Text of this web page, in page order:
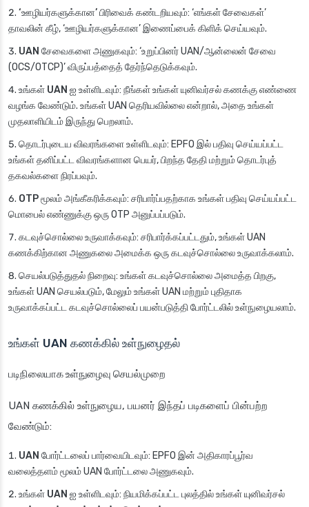
‘ஊழியர்களுக்கான’ பிரிவைக் கண்டறியவும்: ‘எங்கள் சேவைகள்’
தாவலின் கீழ், ‘ஊழியர்களுக்கான’ இணைப்பைக் கிளிக் செய்யவும்.
UAN சேவைகளை அணுகவும்: ‘உறுப்பினர் UAN/ஆன்லைன் சேவை
(OCS/OTCP)’ விருப்பத்தைத் தேர்ந்தெடுக்கவும்.
உங்கள் UAN ஐ உள்ளிடவும்: நீங்கள் உங்கள் யுனிவர்சல் கணக்கு எண்ணை
வழங்க வேண்டும். உங்கள் UAN தெரியவில்லை என்றால், அதை உங்கள்
முதலாளியிடம் இருந்து பெறலாம்.
தொடர்புடைய விவரங்களை உள்ளிடவும்: EPFO இல் பதிவு செய்யப்பட்ட
உங்கள் தனிப்பட்ட விவரங்களான பெயர், பிறந்த தேதி மற்றும் தொடர்புத்
தகவல்களை நிரப்பவும்.
OTP மூலம் அங்கீகரிக்கவும்: சரிபார்ப்பதற்காக உங்கள் பதிவு செய்யப்பட்ட
மொபைல் எண்ணுக்கு ஒரு OTP அனுப்பப்படும்.
கடவுச்சொல்லை உருவாக்கவும்: சரிபார்க்கப்பட்டதும், உங்கள் UAN
கணக்கிற்கான அணுகலை அமைக்க ஒரு கடவுச்சொல்லை உருவாக்கலாம்.
செயல்படுத்துதல் நிறைவு: உங்கள் கடவுச்சொல்லை அமைத்த பிறகு,
உங்கள் UAN செயல்படும், மேலும் உங்கள் UAN மற்றும் புதிதாக
உருவாக்கப்பட்ட கடவுச்சொல்லைப் பயன்படுத்தி போர்ட்டலில் உள்நுழையலாம்.
உங்கள் UAN கணக்கில் உள்நுழைதல்
படிநிலையாக உள்நுழைவு செயல்முறை
UAN கணக்கில் உள்நுழைய, பயனர் இந்தப் படிகளைப் பின்பற்ற
வேண்டும்:
UAN போர்ட்டலைப் பார்வையிடவும்: EPFO இன் அதிகாரப்பூர்வ
வலைத்தளம் மூலம் UAN போர்ட்டலை அணுகவும்.
உங்கள் UAN ஐ உள்ளிடவும்: நியமிக்கப்பட்ட புலத்தில் உங்கள் யுனிவர்சல்